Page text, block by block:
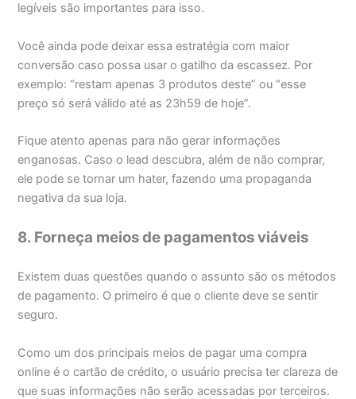
legíveis são importantes para isso.
Você ainda pode deixar essa estratégia com maior
conversão caso possa usar o gatilho da escassez. Por
exemplo: “restam apenas 3 produtos deste” ou “esse
preço só será válido até as 23h59 de hoje”.
Fique atento apenas para não gerar informações
enganosas. Caso o lead descubra, além de não comprar,
ele pode se tornar um hater, fazendo uma propaganda
negativa da sua loja.
8. Forneça meios de pagamentos viáveis
Existem duas questões quando o assunto são os métodos
de pagamento. O primeiro é que o cliente deve se sentir
seguro.
Como um dos principais meios de pagar uma compra
online é o cartão de crédito, o usuário precisa ter clareza de
que suas informações não serão acessadas por terceiros.